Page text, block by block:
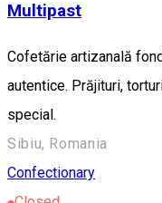
Multipast
Cofetărie artizanală
autentice. Prăjituri,
special.
Sibiu, Romania
Confectionary